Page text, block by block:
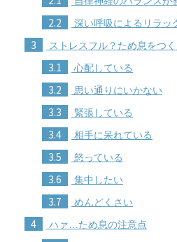
2.2 深い呼吸によるリラッ
3 ストレスフル？ため息をつ
3.1 心配している
3.2 思い通りにいかない
3.3 緊張している
3.4 相手に呆れている
3.5 怒っている
3.6 集中したい
3.7 めんどくさい
4 ハァ…ため息の注意点